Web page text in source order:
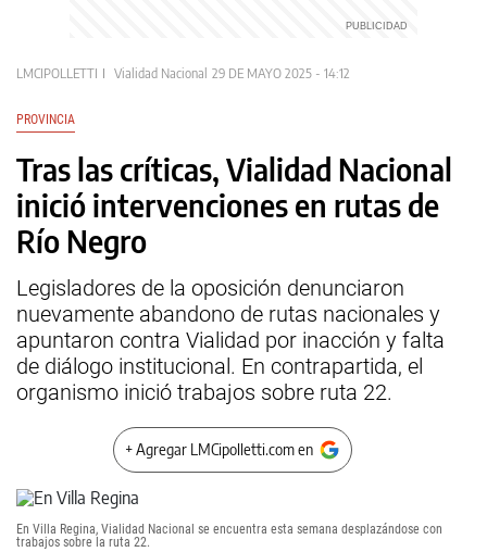
LMCIPOLLETTI Vialidad Nacional 29 DE MAYO 2025 - 14:12
PROVINCIA
Tras las críticas, Vialidad Nacional
inició intervenciones en rutas de
Río Negro
Legisladores de la oposición denunciaron
nuevamente abandono de rutas nacionales y
apuntaron contra Vialidad por inacción y falta
de diálogo institucional. En contrapartida, el
organismo inició trabajos sobre ruta 22.
+ Agregar LMCipolletti.com en
En Villa Regina, Vialidad Nacional se encuentra esta semana desplazándose con
trabajos sobre la ruta 22.